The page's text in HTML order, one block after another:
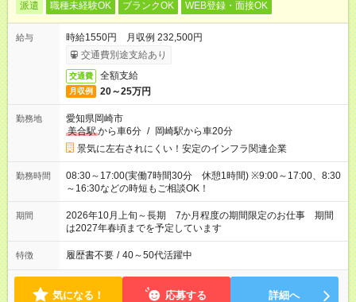
派遣 職種未経験OK ブランクOK WEB登録・面接OK
給与
時給1550円 月収例 232,500円
交通費別途支給あり
交通費 全額支給
月収例 20～25万円
勤務地
愛知県岡崎市
美合駅から車6分 / 岡崎駅から車20分
景気に左右されにくい！安定のインフラ関連企業
勤務時間
08:30～17:00(実働7時間30分 休憩1時間) ※9:00～17:00、8:30
～16:30などの時短もご相談OK！
期間
2026年10月上旬～長期 7か月程度の期間限定のお仕事 期間
は2027年春頃までを予定しています
特徴 履歴書不要 / 40～50代活躍中
気になる！ 応募する 詳細へ